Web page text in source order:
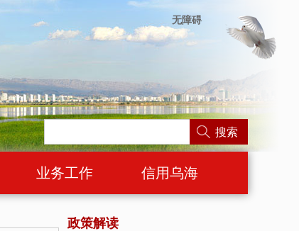
无障碍
搜索
业务工作 信用乌海
政策解读